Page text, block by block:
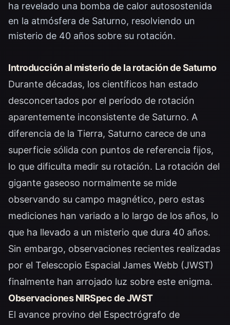
ha revelado una bomba de calor autosostenida
en la atmósfera de Saturno, resolviendo un
misterio de 40 años sobre su rotación.
Introducción al misterio de la rotación de Saturno
Durante décadas, los científicos han estado
desconcertados por el período de rotación
aparentemente inconsistente de Saturno. A
diferencia de la Tierra, Saturno carece de una
superficie sólida con puntos de referencia fijos,
lo que dificulta medir su rotación. La rotación del
gigante gaseoso normalmente se mide
observando su campo magnético, pero estas
mediciones han variado a lo largo de los años, lo
que ha llevado a un misterio que dura 40 años.
Sin embargo, observaciones recientes realizadas
por el Telescopio Espacial James Webb (JWST)
finalmente han arrojado luz sobre este enigma.
Observaciones NIRSpec de JWST
El avance provino del Espectrógrafo de